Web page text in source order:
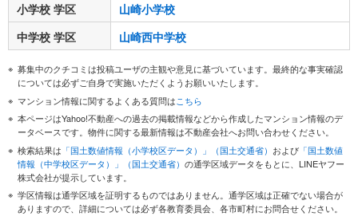
小学校 学区
山崎小学校
中学校 学区
山崎西中学校
募集中のクチコミは投稿ユーザの主観や意見に基づいています。最終的な事実確認
については必ずご自身で実施いただくようお願いいたします。
マンション情報に関するよくある質問はこちら
本ページはYahoo!不動産への過去の掲載情報などから作成したマンション情報のデ
ータベースです。物件に関する最新情報は不動産会社へお問い合わせください。
検索結果は 「国土数値情報（小学校区データ）」（国土交通省） および 「国土数値
情報（中学校区データ）」（国土交通省） の通学区域データをもとに、LINEヤフー
株式会社が提示しています。
学区情報は通学区域を証明するものではありません。通学区域は正確でない場合が
ありますので、詳細については必ず各教育委員会、各市町村にお問合せください。